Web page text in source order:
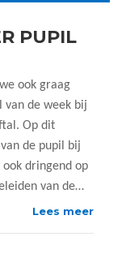
PUPIL
ook graag
van de week bij
Op dit
de pupil bij
dringend op
van de…
Lees meer